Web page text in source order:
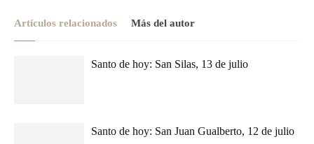
Artículos relacionados Más del autor
Santo de hoy: San Silas, 13 de julio
Santo de hoy: San Juan Gualberto, 12 de julio